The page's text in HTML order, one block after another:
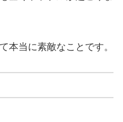
本当に素敵なことです。